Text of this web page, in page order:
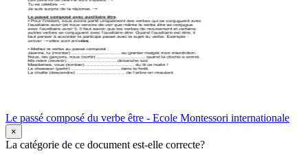
Le passé composé du verbe être - Ecole Montessori internationale
×
La catégorie de ce document est-elle correcte?